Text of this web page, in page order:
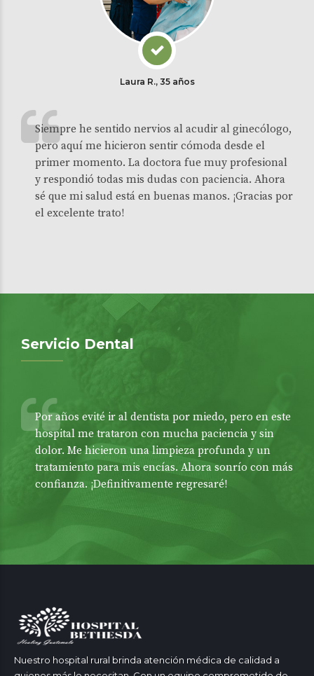
Laura R., 35 años
Siempre he sentido nervios al acudir al ginecólogo,
pero aquí me hicieron sentir cómoda desde el
primer momento. La doctora fue muy profesional
y respondió todas mis dudas con paciencia. Ahora
sé que mi salud está en buenas manos. ¡Gracias por
el excelente trato!
Servicio Dental
Por años evité ir al dentista por miedo, pero en este
hospital me trataron con mucha paciencia y sin
dolor. Me hicieron una limpieza profunda y un
tratamiento para mis encías. Ahora sonrío con más
confianza. ¡Definitivamente regresaré!
Nuestro hospital rural brinda atención médica de calidad a